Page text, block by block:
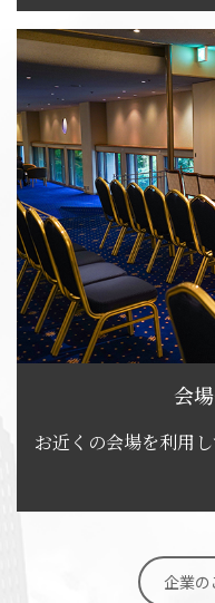
会
お近くの会場を利用し
企業